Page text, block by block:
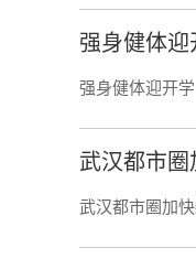
强身健体迎
强身健体迎开学
武汉都市圈
武汉都市圈加